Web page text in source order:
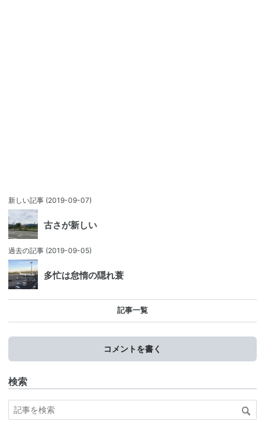
新しい記事 (2019-09-07)
古さが新しい
過去の記事 (2019-09-05)
多忙は怠惰の隠れ蓑
記事一覧
コメントを書く
検索